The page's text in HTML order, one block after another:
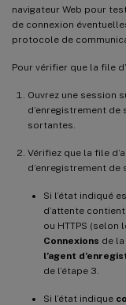
navigateur Web pour
de connexion
protocole de
Pour vérifier que la file
Ouvrez une session
d’enregistrement
sortantes.
Vérifiez que la file
d’enregistrement de
Si l’état indiqué
d’attente
ou HTTPS
Connexions de
l’agent
de l’étape 3.
Si l’état indique